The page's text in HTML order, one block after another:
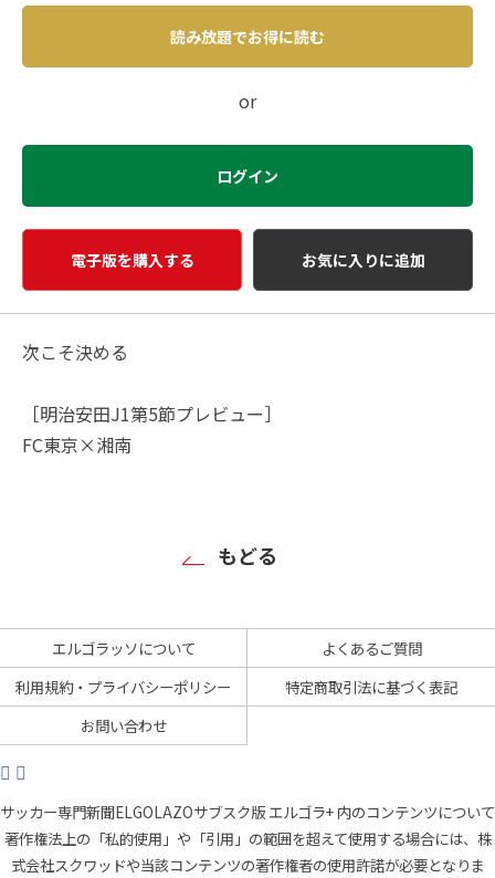
読み放題でお得に読む
or
ログイン
電子版を購入する お気に入りに追加
次こそ決める
［明治安田J1第5節プレビュー］
FC東京×湘南
もどる
エルゴラッソについて
よくあるご質問
利用規約・プライバシーポリシー
特定商取引法に基づく表記
お問い合わせ
サッカー専門新聞ELGOLAZOサブスク版 エルゴラ+ 内のコンテンツについて
著作権法上の「私的使用」や「引用」の範囲を超えて使用する場合には、株
式会社スクワッドや当該コンテンツの著作権者の使用許諾が必要となりま